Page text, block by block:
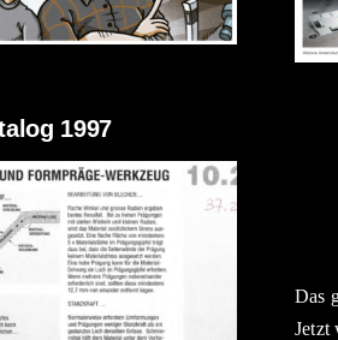
1997
Das
Jetzt